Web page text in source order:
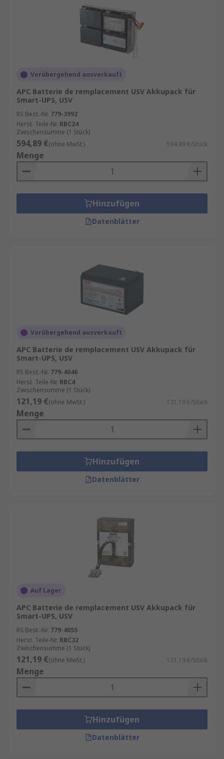
Vorübergehend ausverkauft
APC Batterie de remplacement USV Akkupack für
Smart-UPS, USV
RS Best.-Nr. 779-3992
Herst. Teile-Nr. RBC24
Zwischensumme (1 Stück)
594,89 €(ohne MwSt.) 594,89 €/Stück
Menge
Hinzufügen
Datenblätter
Vorübergehend ausverkauft
APC Batterie de remplacement USV Akkupack für
Smart-UPS, USV
RS Best.-Nr. 779-4046
Herst. Teile-Nr. RBC4
Zwischensumme (1 Stück)
121,19 €(ohne MwSt.) 121,19 €/Stück
Menge
Hinzufügen
Datenblätter
Auf Lager
APC Batterie de remplacement USV Akkupack für
Smart-UPS, USV
RS Best.-Nr. 779-4055
Herst. Teile-Nr. RBC32
Zwischensumme (1 Stück)
121,19 €(ohne MwSt.) 121,19 €/Stück
Menge
Hinzufügen
Datenblätter